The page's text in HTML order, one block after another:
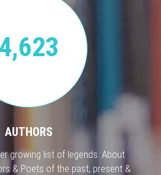
4,623
AUTHORS
growing list of legends. About
& Poets of the past, present &